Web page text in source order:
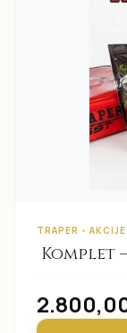
TRAPER - AKCIJE
Komplet